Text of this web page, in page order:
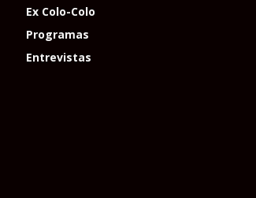
Ex Colo-Colo
Programas
Entrevistas